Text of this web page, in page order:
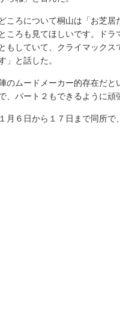
ころについて桐山は「お芝居
ころも見てほしいです。ド
もしていて、クライマックス
」と話した。
のムードメーカー的存在だと
、パート２もできるように頑
月６日から１７日まで同所で